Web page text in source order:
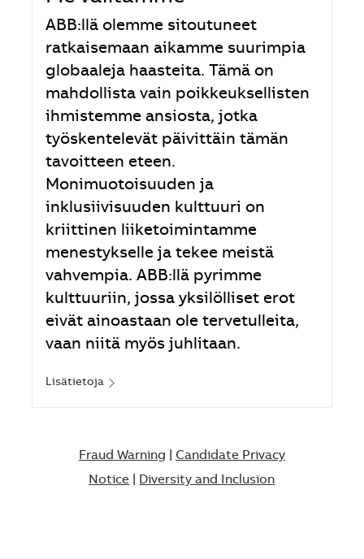
ABB:llä olemme sitoutuneet
ratkaisemaan aikamme suurimpia
globaaleja haasteita. Tämä on
mahdollista vain poikkeuksellisten
ihmistemme ansiosta, jotka
työskentelevät päivittäin tämän
tavoitteen eteen.
Monimuotoisuuden ja
inklusiivisuuden kulttuuri on
kriittinen liiketoimintamme
menestykselle ja tekee meistä
vahvempia. ABB:llä pyrimme
kulttuuriin, jossa yksilölliset erot
eivät ainoastaan ole tervetulleita,
vaan niitä myös juhlitaan.
Lisätietoja
Fraud Warning
Candidate Privacy
Notice
Diversity and Inclusion​​​​​​​